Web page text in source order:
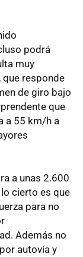
podrá
muy
que responde
de giro bajo
que
a 55 km/h a
a unas 2.600
cierto es que
para no
Además no
autovía y